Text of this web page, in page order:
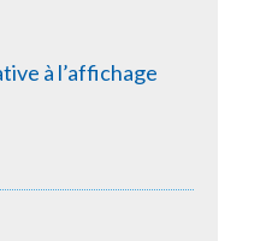
à l’affichage